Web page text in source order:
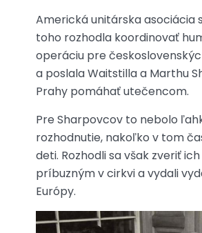
Americká unitárska asociácia
toho rozhodla koordinovať
operáciu pre
a poslala Waitstilla a Marthu
Prahy pomáhať utečencom.
Pre Sharpovcov to nebolo
rozhodnutie, nakoľko v tom
deti. Rozhodli sa však zveriť
príbuzným v cirkvi a vydali
Európy.